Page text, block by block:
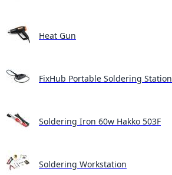
Heat Gun
FixHub Portable Soldering Station
Soldering Iron 60w Hakko 503F
Soldering Workstation